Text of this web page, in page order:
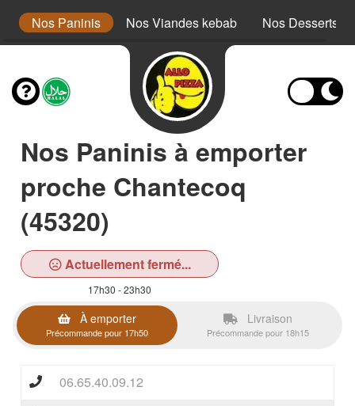
Nos Paninis Nos Viandes kebab Nos Desserts
Nos Paninis à emporter
proche Chantecoq
(45320)
Actuellement fermé...
17h30 - 23h30
À emporter
Précommande pour 17h50
Livraison
Précommande pour 18h15
06.65.40.09.12